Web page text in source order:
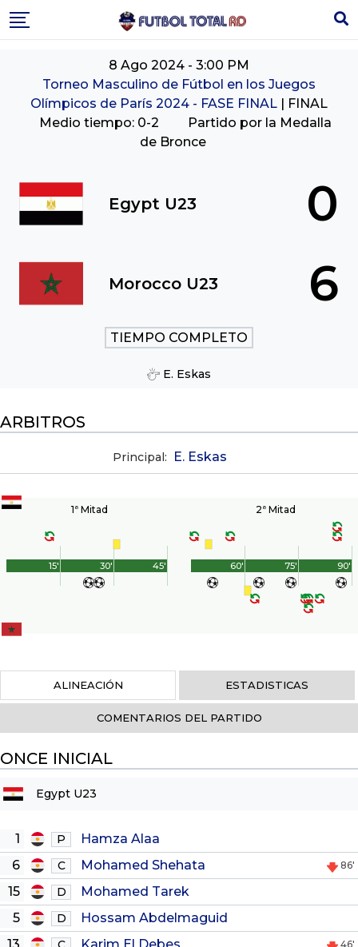
to
8 Ago 2024 - 3:00 PM
Torneo Masculino de Fútbol en los Juegos
Olímpicos de París 2024 - FASE FINAL | FINAL
Medio tiempo: 0-2
Partido por la Medalla
de Bronce
Egypt U23 0
Morocco U23 6
TIEMPO COMPLETO
E. Eskas
ARBITROS
Principal: E. Eskas
1ª Mitad
45'
15' 30'
2ª Mitad
90'
60' 75'
ALINEACIÓN ESTADISTICAS
COMENTARIOS DEL PARTIDO
ONCE INICIAL
Egypt U23
1 P
Hamza Alaa
6
C Mohamed Shehata 86'
15 D
Mohamed Tarek
5
D
Hossam Abdelmaguid
46'